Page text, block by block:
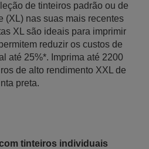
de tinteiros padrão ou de
(XL) nas suas mais recentes
XL são ideais para imprimir
reduzir os custos de
até 25%*. Imprima até 2200
de alto rendimento XXL de
preta.
tinteiros individuais